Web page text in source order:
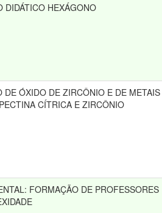
DIDÁTICO HEXÁGONO
DE ÓXIDO DE ZIRCÔNIO E DE METAIS
CÍTRICA E ZIRCÔNIO
FORMAÇÃO DE PROFESSORES